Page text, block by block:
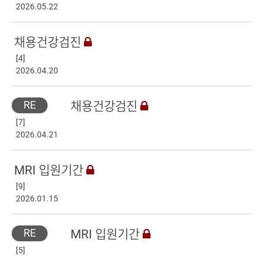
2026.05.22
채용건강검진
[4]
2026.04.20
RE 채용건강검진
[7]
2026.04.21
MRI 입원기간
[9]
2026.01.15
RE MRI 입원기간
[5]